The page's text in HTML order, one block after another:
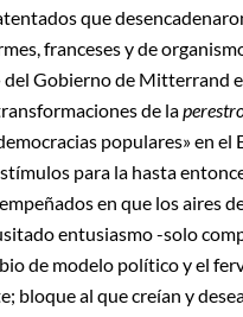
que
franceses y de
Gobierno de Mitterrand
de la
populares» en
para la hasta
en que los aires
entusiasmo -solo
de modelo político y el
bloque al que creían y